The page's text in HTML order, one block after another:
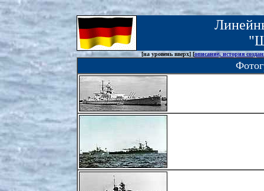
[на уровень вверх] [описание, история